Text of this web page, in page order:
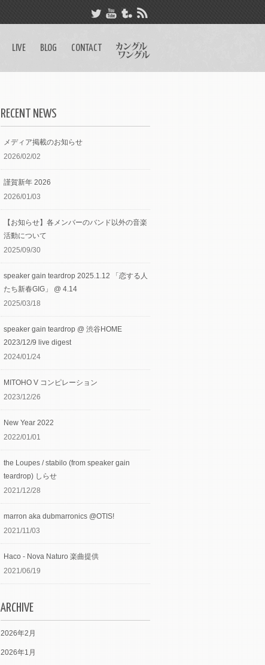
LIVE BLOG CONTACT
RECENT NEWS
メディア掲載のお知らせ
2026/02/02
謹賀新年 2026
2026/01/03
【お知らせ】各メンバーのバンド以外の音楽
活動について
2025/09/30
speaker gain teardrop 2025.1.12 「恋する人
たち新春GIG」 @ 4.14
2025/03/18
speaker gain teardrop @ 渋谷HOME
2023/12/9 live digest
2024/01/24
MITOHO V コンピレーション
2023/12/26
New Year 2022
2022/01/01
the Loupes / stabilo (from speaker gain
teardrop) しらせ
2021/12/28
marron aka dubmarronics @OTIS!
2021/11/03
Haco - Nova Naturo 楽曲提供
2021/06/19
ARCHIVE
2026年2月
2026年1月